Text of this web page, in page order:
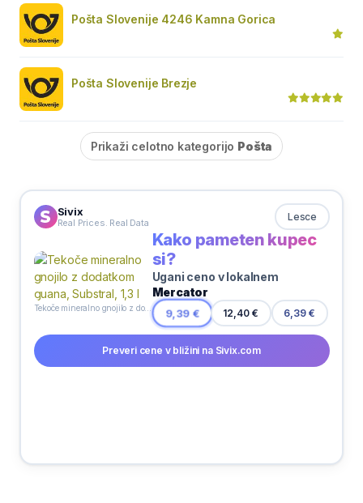
Pošta Slovenije 4246 Kamna Gorica
Pošta Slovenije Brezje
Prikaži celotno kategorijo Pošta
Sivix
Real Prices. Real Data Lesce
Tekoče mineralno gnojilo z dodatkom guana, Substral, 1,3 l
Kako pameten kupec
si?
Ugani ceno v lokalnem
Mercator
9,39 € 12,40 € 6,39 €
Preveri cene v bližini na Sivix.com